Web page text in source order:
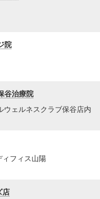
院
谷治療院
ウェルネスクラブ保谷店内
フィス山陽
店